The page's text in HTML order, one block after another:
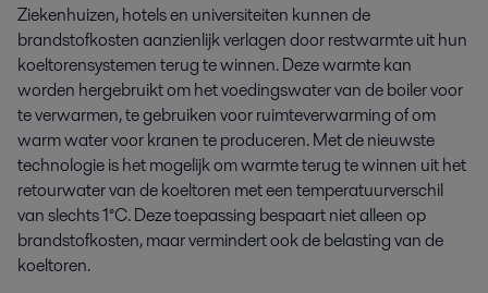
Ziekenhuizen, hotels en universiteiten kunnen de
brandstofkosten aanzienlijk verlagen door restwarmte uit hun
koeltorensystemen terug te winnen. Deze warmte kan
worden hergebruikt om het voedingswater van de boiler voor
te verwarmen, te gebruiken voor ruimteverwarming of om
warm water voor kranen te produceren. Met de nieuwste
technologie is het mogelijk om warmte terug te winnen uit het
retourwater van de koeltoren met een temperatuurverschil
van slechts 1°C. Deze toepassing bespaart niet alleen op
brandstofkosten, maar vermindert ook de belasting van de
koeltoren.